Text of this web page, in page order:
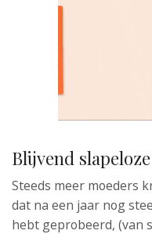
Blijvend
Steeds meer moeders
dat na een jaar nog
hebt geprobeerd, (van